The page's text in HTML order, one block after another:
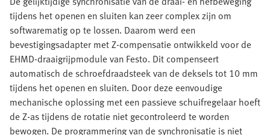
tijdens het openen en sluiten kan zeer complex zijn om
softwarematig op te lossen. Daarom werd een
bevestigingsadapter met Z-compensatie ontwikkeld voor de
EHMD-draaigrijpmodule van Festo. Dit compenseert
automatisch de schroefdraadsteek van de deksels tot 10 mm
tijdens het openen en sluiten. Door deze eenvoudige
mechanische oplossing met een passieve schuifregelaar hoeft
de Z-as tijdens de rotatie niet gecontroleerd te worden
bewogen. De programmering van de synchronisatie is niet